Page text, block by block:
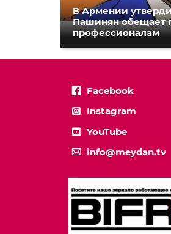
В Армении
Пашинян обещает
профессионалам
Facebook
Instagram
YouTube
info@meydan.tv